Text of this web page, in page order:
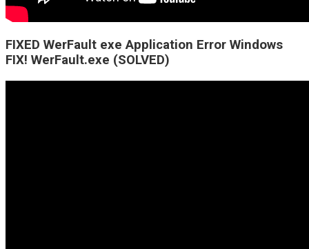
FIXED WerFault exe Application Error Windows
FIX! WerFault.exe (SOLVED)